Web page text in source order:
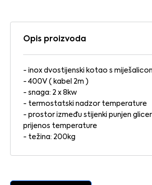
Opis proizvoda
- inox dvostijenski kotao s
- 400V ( kabel 2m )
- snaga: 2 x 8kw
- termostatski nadzor temperature
- prostor između stijenki punjen
prijenos temperature
- težina: 200kg